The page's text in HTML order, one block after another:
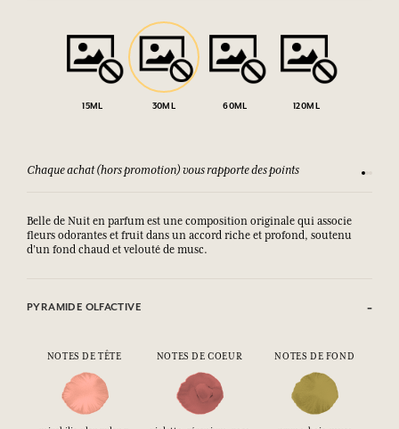
15ML 30ML 60ML 120ML
Chaque achat (hors promotion) vous rapporte des points
Belle de Nuit en parfum est une composition originale qui associe
fleurs odorantes et fruit dans un accord riche et profond, soutenu
d’un fond chaud et velouté de musc.
PYRAMIDE OLFACTIVE
NOTES DE TÊTE NOTES DE COEUR NOTES DE FOND